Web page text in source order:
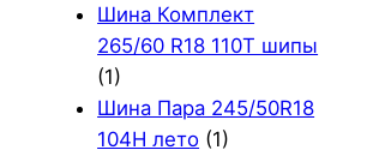
Шина Комплект
265/60 R18 110T шипы
(1)
Шина Пара 245/50R18
104H лето (1)